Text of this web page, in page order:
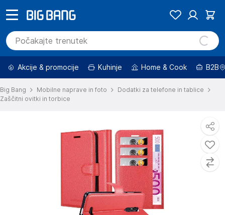
Akcije & promocije Kuhinje Home & Cook B2B
Big Bang Mobilne naprave in foto
Dodatki za telefone in tablice
Zaščitni ovitki in torbice